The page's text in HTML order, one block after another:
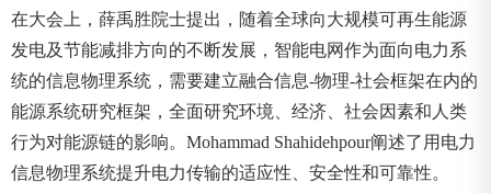
在大会上，薛禹胜院士提出，随着全球向大规模可再生能源
发电及节能减排方向的不断发展，智能电网作为面向电力系
统的信息物理系统，需要建立融合信息-物理-社会框架在内的
能源系统研究框架，全面研究环境、经济、社会因素和人类
行为对能源链的影响。Mohammad Shahidehpour阐述了用电力
信息物理系统提升电力传输的适应性、安全性和可靠性。